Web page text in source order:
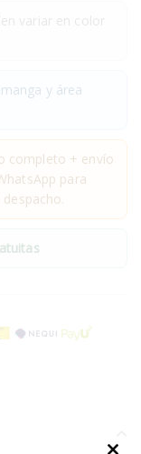
y área
completo + envío
para